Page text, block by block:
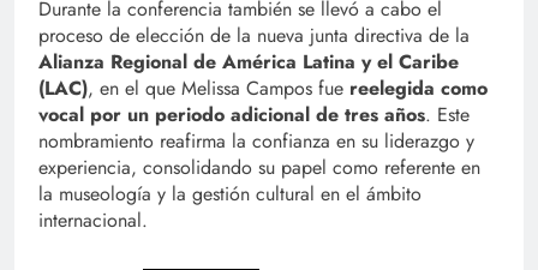
Durante la conferencia también se llevó a cabo el
proceso de elección de la nueva junta directiva de la
Alianza Regional de América Latina y el Caribe
(LAC), en el que Melissa Campos fue reelegida como
vocal por un periodo adicional de tres años. Este
nombramiento reafirma la confianza en su liderazgo y
experiencia, consolidando su papel como referente en
la museología y la gestión cultural en el ámbito
internacional.